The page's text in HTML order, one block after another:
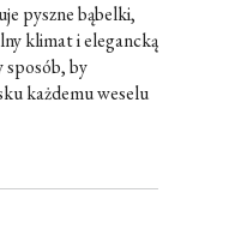
pyszne bąbelki,
klimat i elegancką
sposób, by
każdemu weselu